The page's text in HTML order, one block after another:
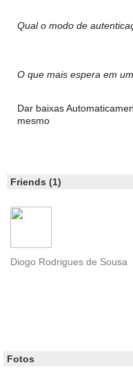
Qual o modo de
O que mais espera em
Dar baixas
mesmo
Friends (1)
Diogo Rodrigues de Sousa
Fotos